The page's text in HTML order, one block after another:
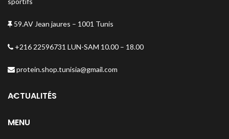
59.AV Jean jaures – 1001 Tunis
+216 22596731 LUN-SAM 10.00 – 18.00
protein.shop.tunisia@gmail.com
ACTUALITÉS
MENU